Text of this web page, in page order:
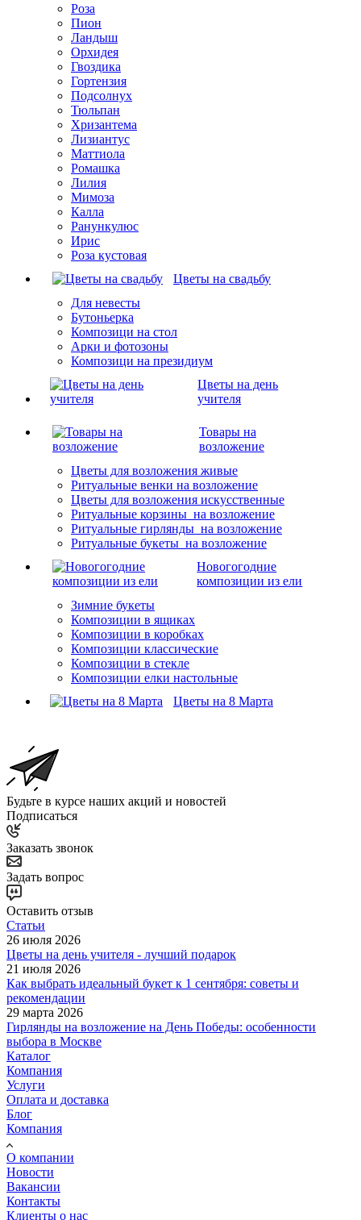
Роза
Пион
Ландыш
Орхидея
Гвоздика
Гортензия
Подсолнух
Тюльпан
Хризантема
Лизиантус
Маттиола
Ромашка
Лилия
Мимоза
Калла
Ранункулюс
Ирис
Роза кустовая
Цветы на свадьбу
Для невесты
Бутоньерка
Композици на стол
Арки и фотозоны
Композици на президиум
Цветы на день
учителя
Товары на
возложение
Цветы для возложения живые
Ритуальные венки на возложение
Цветы для возложения искусственные
Ритуальные корзины на возложение
Ритуальные гирлянды на возложение
Ритуальные букеты на возложение
Новогогодние
композиции из ели
Зимние букеты
Композиции в ящиках
Композиции в коробках
Композиции классические
Композиции в стекле
Композиции елки настольные
Цветы на 8 Марта
Будьте в курсе наших акций и новостей
Подписаться
Заказать звонок
Задать вопрос
Оставить отзыв
Статьи
26 июля 2026
Цветы на день учителя - лучший подарок
21 июля 2026
Как выбрать идеальный букет к 1 сентября: советы и
рекомендации
29 марта 2026
Гирлянды на возложение на День Победы: особенности
выбора в Москве
Каталог
Компания
Услуги
Оплата и доставка
Блог
Компания
О компании
Новости
Вакансии
Контакты
Клиенты о нас